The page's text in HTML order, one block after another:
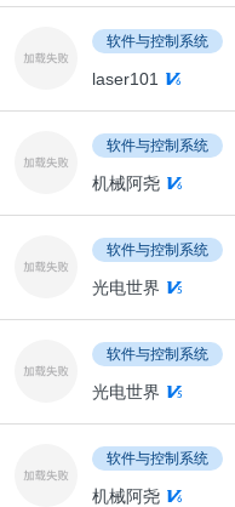
软件与控制系统
laser101
软件与控制系统
机械阿尧
软件与控制系统
光电世界
软件与控制系统
光电世界
软件与控制系统
机械阿尧